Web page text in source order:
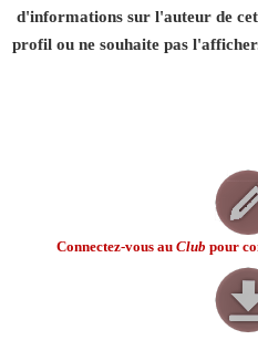
d'informations sur l'auteur de
profil ou ne souhaite pas
Connectez-vous au Club pour